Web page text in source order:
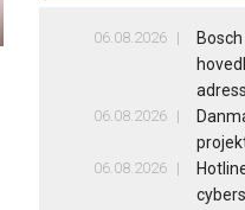
06.08.2026
06.08.2026
06.08.2026